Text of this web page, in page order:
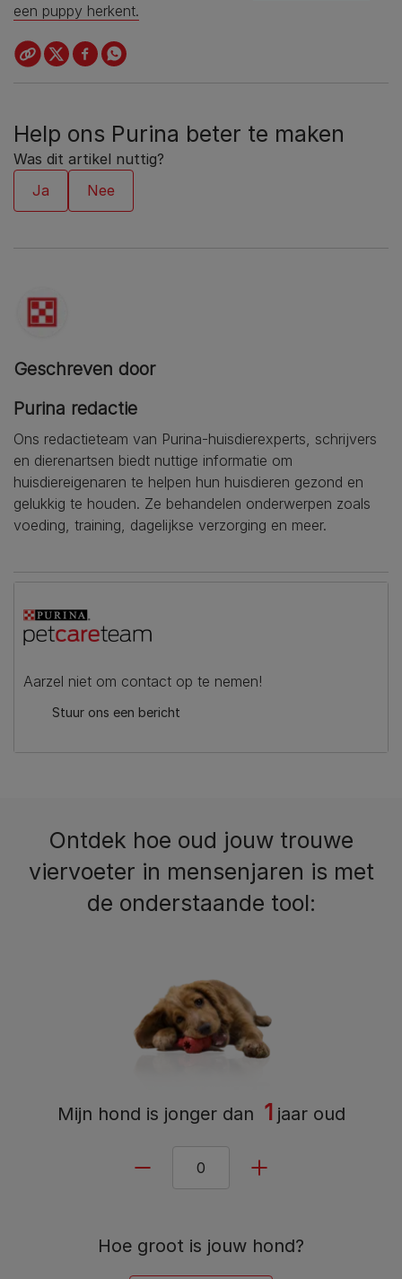
een puppy herkent.
Help ons Purina beter te maken
Was dit artikel nuttig?
Geschreven door
Purina redactie
Ons redactieteam van Purina-huisdierexperts, schrijvers
en dierenartsen biedt nuttige informatie om
huisdiereigenaren te helpen hun huisdieren gezond en
gelukkig te houden. Ze behandelen onderwerpen zoals
voeding, training, dagelijkse verzorging en meer.
Aarzel niet om contact op te nemen!
Stuur ons een bericht
Ontdek hoe oud jouw trouwe
viervoeter in mensenjaren is met
de onderstaande tool:
Mijn hond is jonger dan 1 jaar oud
Hoe groot is jouw hond?